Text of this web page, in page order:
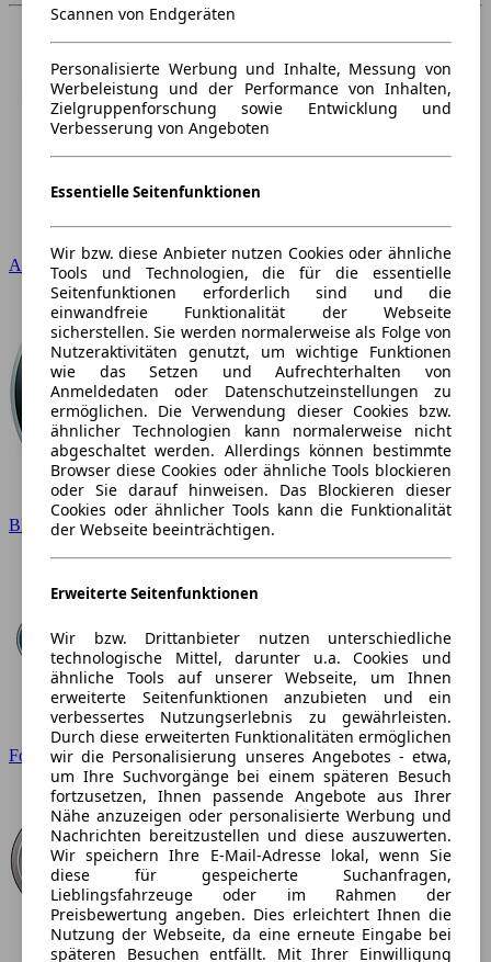
Audi
BMW
Ford
Scannen von Endgeräten
Personalisierte Werbung und Inhalte, Messung von
Werbeleistung und der Performance von Inhalten,
Zielgruppenforschung sowie Entwicklung und
Verbesserung von Angeboten
Essentielle Seitenfunktionen
Wir bzw. diese Anbieter nutzen Cookies oder ähnliche
Tools und Technologien, die für die essentielle
Seitenfunktionen erforderlich sind und die
einwandfreie Funktionalität der Webseite
sicherstellen. Sie werden normalerweise als Folge von
Nutzeraktivitäten genutzt, um wichtige Funktionen
wie das Setzen und Aufrechterhalten von
Anmeldedaten oder Datenschutzeinstellungen zu
ermöglichen. Die Verwendung dieser Cookies bzw.
ähnlicher Technologien kann normalerweise nicht
abgeschaltet werden. Allerdings können bestimmte
Browser diese Cookies oder ähnliche Tools blockieren
oder Sie darauf hinweisen. Das Blockieren dieser
Cookies oder ähnlicher Tools kann die Funktionalität
der Webseite beeinträchtigen.
Erweiterte Seitenfunktionen
Wir bzw. Drittanbieter nutzen unterschiedliche
technologische Mittel, darunter u.a. Cookies und
ähnliche Tools auf unserer Webseite, um Ihnen
erweiterte Seitenfunktionen anzubieten und ein
verbessertes Nutzungserlebnis zu gewährleisten.
Durch diese erweiterten Funktionalitäten ermöglichen
wir die Personalisierung unseres Angebotes - etwa,
um Ihre Suchvorgänge bei einem späteren Besuch
fortzusetzen, Ihnen passende Angebote aus Ihrer
Nähe anzuzeigen oder personalisierte Werbung und
Nachrichten bereitzustellen und diese auszuwerten.
Wir speichern Ihre E-Mail-Adresse lokal, wenn Sie
diese für gespeicherte Suchanfragen,
Lieblingsfahrzeuge oder im Rahmen der
Preisbewertung angeben. Dies erleichtert Ihnen die
Nutzung der Webseite, da eine erneute Eingabe bei
späteren Besuchen entfällt. Mit Ihrer Einwilligung